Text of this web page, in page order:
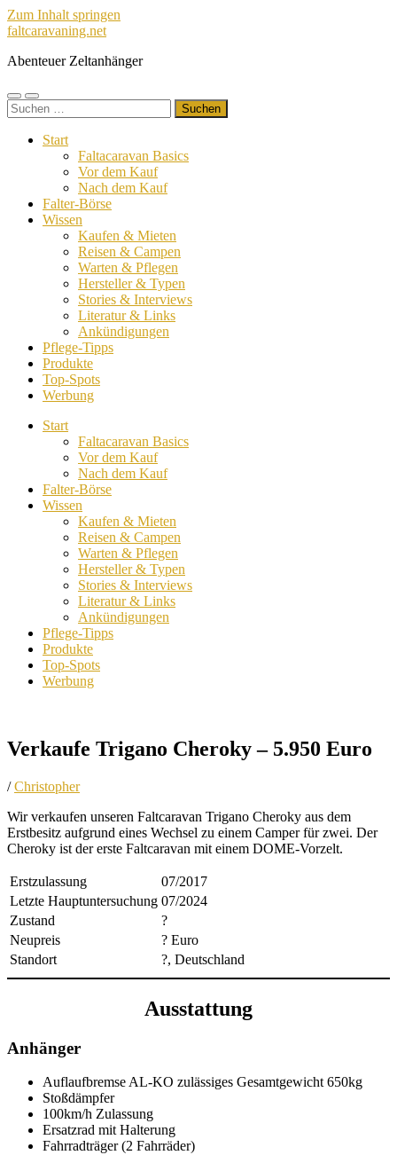
Zum Inhalt springen
faltcaravaning.net
Abenteuer Zeltanhänger
Mobile-
Menü
Suchfeld
ein-/ausblenden
Suchen
nach:
Start
Faltacaravan Basics
Vor dem Kauf
Nach dem Kauf
Falter-Börse
Wissen
Kaufen & Mieten
Reisen & Campen
Warten & Pflegen
Hersteller & Typen
Stories & Interviews
Literatur & Links
Ankündigungen
Pflege-Tipps
Produkte
Top-Spots
Werbung
Start
Faltacaravan Basics
Vor dem Kauf
Nach dem Kauf
Falter-Börse
Wissen
Kaufen & Mieten
Reisen & Campen
Warten & Pflegen
Hersteller & Typen
Stories & Interviews
Literatur & Links
Ankündigungen
Pflege-Tipps
Produkte
Top-Spots
Werbung
Verkaufe Trigano Cheroky – 5.950 Euro
/Christopher
Wir verkaufen unseren Faltcaravan Trigano Cheroky aus dem
Erstbesitz aufgrund eines Wechsel zu einem Camper für zwei. Der
Cheroky ist der erste Faltcaravan mit einem DOME-Vorzelt.
Erstzulassung
07/2017
Letzte Hauptuntersuchung 07/2024
Zustand
?
Neupreis
? Euro
Standort
?, Deutschland
Ausstattung
Anhänger
Auflaufbremse AL-KO zulässiges Gesamtgewicht 650kg
Stoßdämpfer
100km/h Zulassung
Ersatzrad mit Halterung
Fahrradträger (2 Fahrräder)